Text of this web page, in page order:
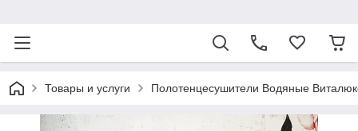
Товары и услуги Полотенцесушители Водяные